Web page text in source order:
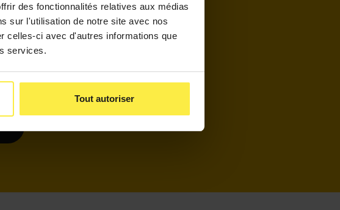
des fonctionnalités relatives aux médias
sur l'utilisation de notre site avec nos
celles-ci avec d'autres informations que
services.
Tout autoriser
d’être
des journées
à Hall